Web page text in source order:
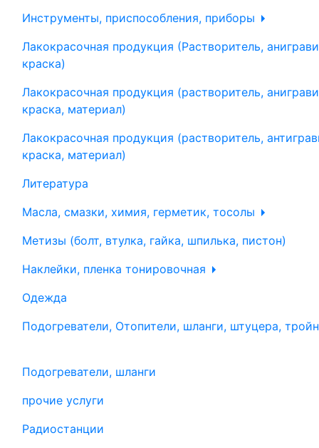
Инструменты, приспособления, приборы
Лакокрасочная продукция (Растворитель,
краска)
Лакокрасочная продукция (растворитель,
краска, материал)
Лакокрасочная продукция (растворитель,
краска, материал)
Литература
Масла, смазки, химия, герметик, тосолы
Метизы (болт, втулка, гайка, шпилька, пистон)
Наклейки, пленка тонировочная
Одежда
Подогреватели, Отопители, шланги, штуцера,
Подогреватели, шланги
прочие услуги
Радиостанции